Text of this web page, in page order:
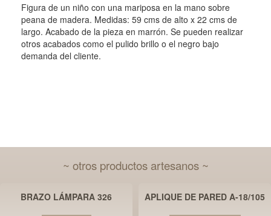
Figura de un niño con una mariposa en la mano sobre
peana de madera. Medidas: 59 cms de alto x 22 cms de
largo. Acabado de la pieza en marrón. Se pueden realizar
otros acabados como el pulido brillo o el negro bajo
demanda del cliente.
~ otros productos artesanos ~
BRAZO LÁMPARA 326 APLIQUE DE PARED A-18/105